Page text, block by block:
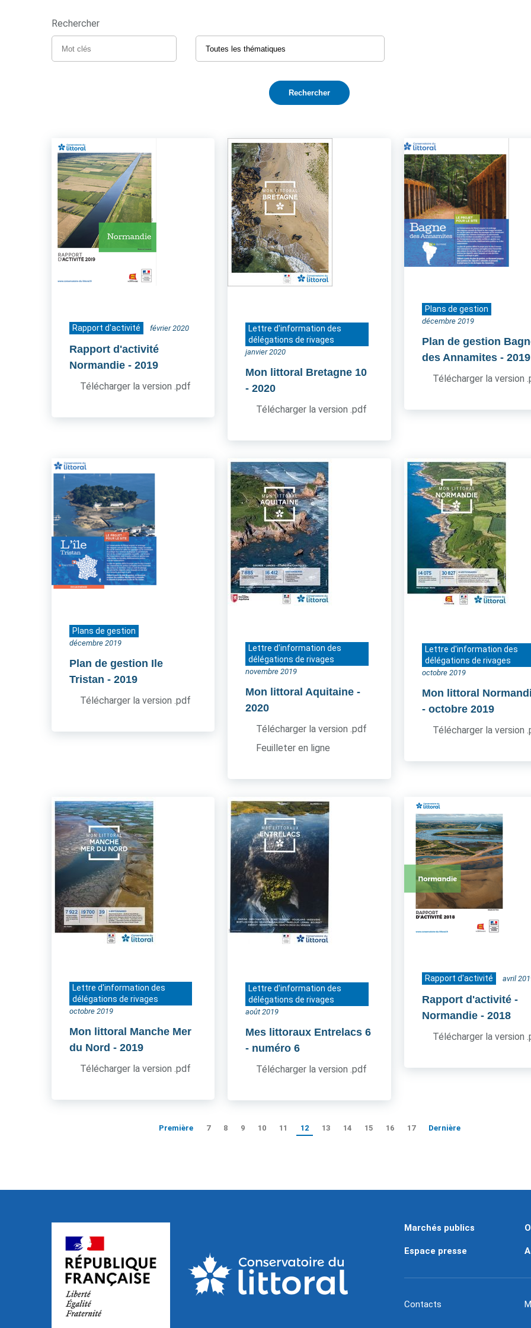
Rechercher
Rapport d'activité février 2020
Rapport d'activité
Normandie - 2019
Télécharger la version .pdf
Lettre d'information des
délégations de rivages
janvier 2020
Mon littoral Bretagne 10
- 2020
Télécharger la version .pdf
Plans de gestion
décembre 2019
Plan de gestion
des Annamites - 2019
Télécharger la version
Plans de gestion
décembre 2019
Plan de gestion Ile
Tristan - 2019
Télécharger la version .pdf
Lettre d'information des
délégations de rivages
novembre 2019
Mon littoral Aquitaine -
2020
Télécharger la version .pdf
Feuilleter en ligne
Lettre d'information des
délégations de rivages
octobre 2019
Mon littoral
- octobre 2019
Télécharger la version
Lettre d'information des
délégations de rivages
octobre 2019
Mon littoral Manche Mer
du Nord - 2019
Télécharger la version .pdf
Lettre d'information des
délégations de rivages
août 2019
Mes littoraux Entrelacs 6
- numéro 6
Télécharger la version .pdf
Rapport d'activité avril
Rapport d'activité -
Normandie - 2018
Télécharger la version
Première 7 8 9 10 11 12 13 14 15 16 17 Dernière
Marchés publics
Espace presse
Contacts